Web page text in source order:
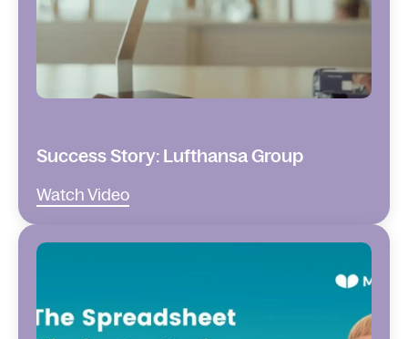
Success Story: Lufthansa Group
Watch Video